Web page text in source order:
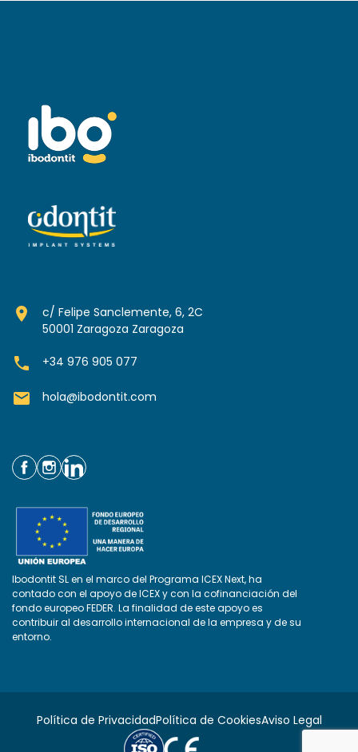
room
c/ Felipe Sanclemente, 6, 2C
50001 Zaragoza Zaragoza
phone +34 976 905 077
mail hola@ibodontit.com
Ibodontit SL en el marco del Programa ICEX Next, ha
contado con el apoyo de ICEX y con la cofinanciación del
fondo europeo FEDER. La finalidad de este apoyo es
contribuir al desarrollo internacional de la empresa y de su
entorno.
Política de PrivacidadPolítica de CookiesAviso Legal